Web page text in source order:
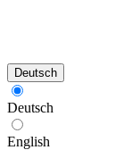
Deutsch
Deutsch
English